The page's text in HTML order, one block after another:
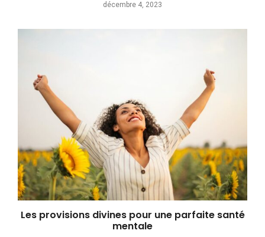
décembre 4, 2023
Les provisions divines pour une parfaite santé
mentale